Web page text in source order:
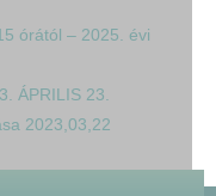
órától – 2025. évi
ÁPRILIS 23.
2023,03,22